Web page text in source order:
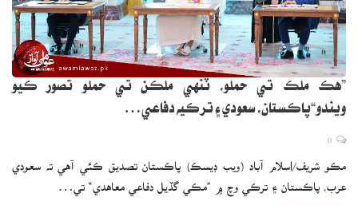
”هڪ ملڪ تي حملو، ٽنهي ملڪن تي حملو تصور ڪيو
ويندو“پاڪستان، سعودي ۽ ترڪيه دفاعي…
مڪو شريف/اسلام آباد (ويب ڊيسڪ) پاڪستان تصديق ڪئي آهي ته سعودي
عرب، پاڪستان ۽ ترڪي وچ ۾ ”مڪي گڏيل دفاعي معاهدي“ تي…